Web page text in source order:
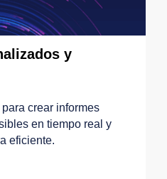
y
crear informes
en tiempo real y
eficiente.